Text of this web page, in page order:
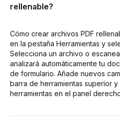
rellenable?
Cómo crear archivos PDF
en la pestaña Herramientas y
Selecciona un archivo o
analizará automáticamente tu
de formulario. Añade nuevos
barra de herramientas superior
herramientas en el panel